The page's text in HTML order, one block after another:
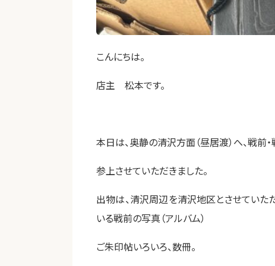
こんにちは。
店主 松本です。
本日は、奥静の清沢方面（昼居渡）へ、戦
参上させていただきました。
出物は、清沢周辺を清沢地区とさせていた
いる戦前の写真（アルバム）
ご朱印帖いろいろ、数冊。